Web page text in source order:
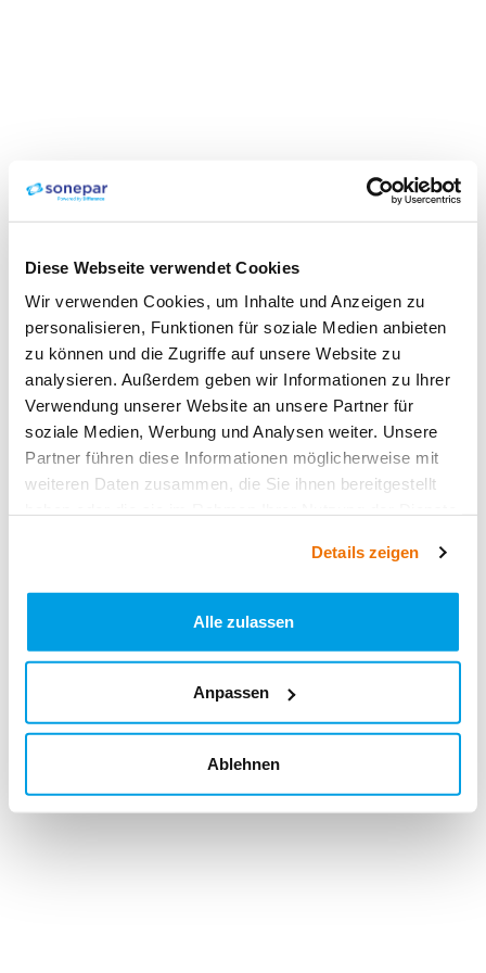
Diese Webseite verwendet Cookies
Wir verwenden Cookies, um Inhalte und Anzeigen zu
personalisieren, Funktionen für soziale Medien anbieten
zu können und die Zugriffe auf unsere Website zu
analysieren. Außerdem geben wir Informationen zu Ihrer
Verwendung unserer Website an unsere Partner für
soziale Medien, Werbung und Analysen weiter. Unsere
Partner führen diese Informationen möglicherweise mit
weiteren Daten zusammen, die Sie ihnen bereitgestellt
Details zeigen
Alle zulassen
Anpassen
Ablehnen